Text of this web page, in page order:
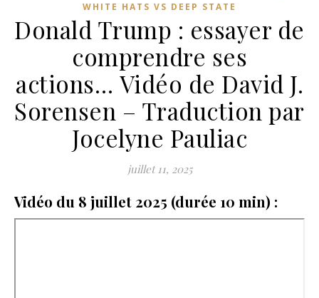
WHITE HATS VS DEEP STATE
Donald Trump : essayer de
comprendre ses
actions… Vidéo de David J.
Sorensen – Traduction par
Jocelyne Pauliac
juillet 11, 2025
Vidéo du 8 juillet 2025 (durée 10 min) :